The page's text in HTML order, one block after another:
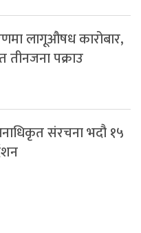
लागूऔषध कारोबार,
तीनजना पक्राउ
संरचना भदौ १५